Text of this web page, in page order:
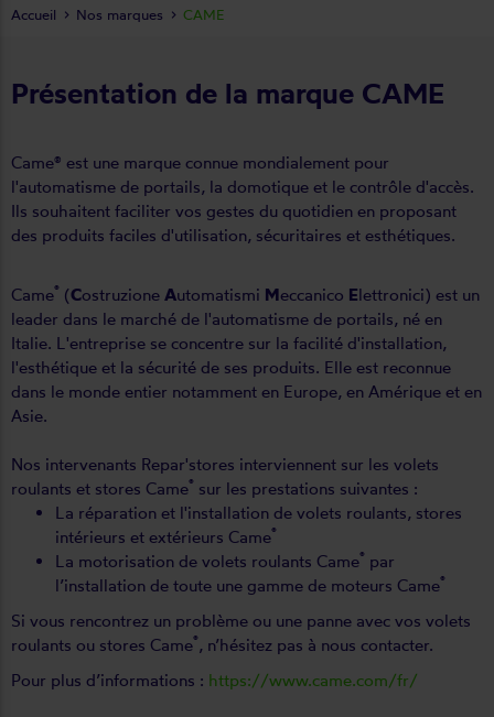
Présentation de la marque CAME
Came® est une marque connue mondialement pour
l'automatisme de portails, la domotique et le contrôle d'accès.
Ils souhaitent faciliter vos gestes du quotidien en proposant
des produits faciles d'utilisation, sécuritaires et esthétiques.
Came® (Costruzione Automatismi Meccanico Elettronici) est un
leader dans le marché de l'automatisme de portails, né en
Italie. L'entreprise se concentre sur la facilité d'installation,
l'esthétique et la sécurité de ses produits. Elle est reconnue
dans le monde entier notamment en Europe, en Amérique et en
Asie.
Nos intervenants Repar'stores interviennent sur les volets
roulants et stores Came® sur les prestations suivantes :
La réparation et l'installation de volets roulants, stores
intérieurs et extérieurs Came®
La motorisation de volets roulants Came® par
l’installation de toute une gamme de moteurs Came®
Si vous rencontrez un problème ou une panne avec vos volets
roulants ou stores Came®, n’hésitez pas à nous contacter.
Pour plus d’informations : https://www.came.com/fr/
Accueil Nos marques CAME